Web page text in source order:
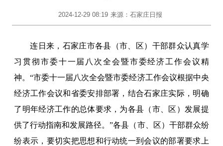
2024-12-29 08:19 来源：石家庄日报
连日来，石家庄市各县（市、区）干部群众认真学
习贯彻市委十一届八次全会暨市委经济工作会议精
神。“市委十一届八次全会暨市委经济工作会议根据中央
经济工作会议和省委安排部署，结合石家庄实际，明确
了明年经济工作的总体要求，为各县（市、区）发展提
供了行动指南和发展路径。”各县（市、区）干部群众纷
纷表示，要切实把思想和行动统一到会议的部署要求上